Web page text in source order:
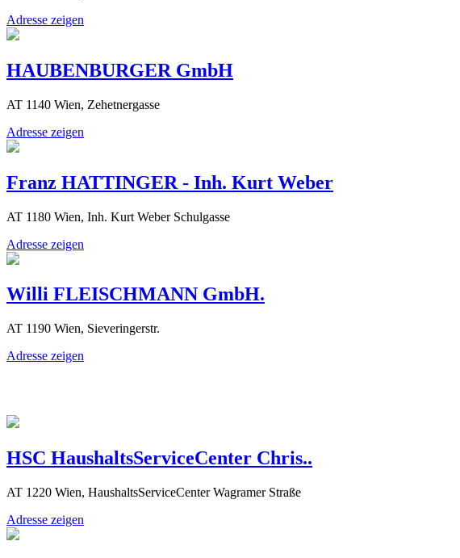
Adresse zeigen
HAUBENBURGER GmbH
AT 1140 Wien, Zehetnergasse
Adresse zeigen
Franz HATTINGER - Inh. Kurt Weber
AT 1180 Wien, Inh. Kurt Weber Schulgasse
Adresse zeigen
Willi FLEISCHMANN GmbH.
AT 1190 Wien, Sieveringerstr.
Adresse zeigen
HSC HaushaltsServiceCenter Chris..
AT 1220 Wien, HaushaltsServiceCenter Wagramer Straße
Adresse zeigen